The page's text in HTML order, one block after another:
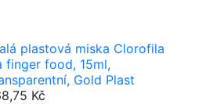
plastová miska Clorofila
finger food, 15ml,
Gold Plast
Kč